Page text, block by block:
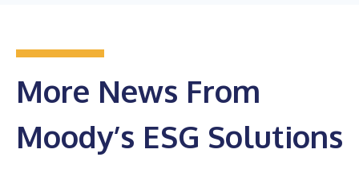
More News From
Moody’s ESG Solutions